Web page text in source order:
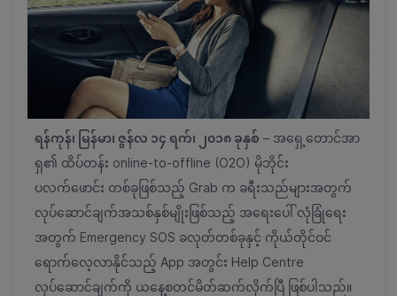
ရန်ကုန်၊ မြန်မာ၊ ဇွန်လ ၁၄ ရက်၊ ၂၀၁၈ ခုနှစ် – အရှေ့တောင်အာ
ရှ၏ ထိပ်တန်း online-to-offline (O2O) မိုဘိုင်း
ပလက်ဖောင်း တစ်ခုဖြစ်သည့် Grab က ခရီးသည်များအတွက်
လုပ်ဆောင်ချက်အသစ်နှစ်မျိုးဖြစ်သည့် အရေးပေါ် လုံခြုံရေး
အတွက် Emergency SOS ခလုတ်တစ်ခုနှင့် ကိုယ်တိုင်ဝင်
ရောက်လေ့လာနိုင်သည့် App အတွင်း Help Centre
လုပ်ဆောင်ချက်ကို ယနေ့စတင်မိတ်ဆက်လိုက်ပြီ ဖြစ်ပါသည်။